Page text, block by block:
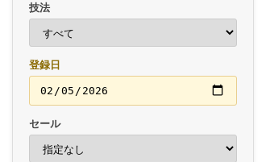
技法
登録日
セール